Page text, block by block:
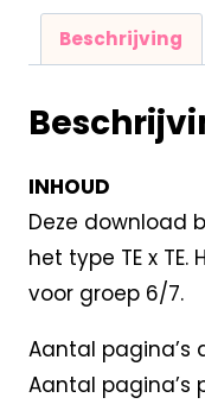
Beschrijving
INHOUD
Deze download
het type TE x
voor groep 6/7.
Aantal pagina’s
Aantal pagina’s